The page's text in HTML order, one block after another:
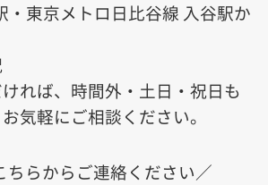
・東京メトロ日比谷線 入谷駅か
れば、時間外・土日・祝日も
気軽にご相談ください。
ちらからご連絡ください／